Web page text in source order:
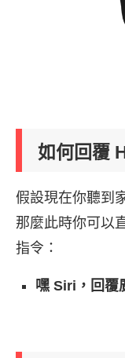
如何回覆
假設現在你聽到
那麼此時你可以
指令：
嘿 Siri，回覆